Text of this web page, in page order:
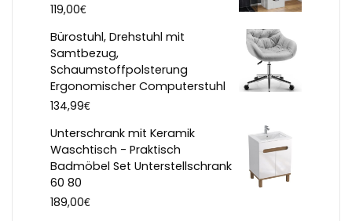
119,00€
Bürostuhl, Drehstuhl mit
Samtbezug,
Schaumstoffpolsterung
Ergonomischer Computerstuhl
134,99€
Unterschrank mit Keramik
Waschtisch - Praktisch
Badmöbel Set Unterstellschrank
60 80
189,00€